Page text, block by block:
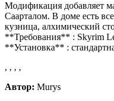
Модификация добавляет
Саарталом. В доме есть
кузница, алхимический
**Требования** : Skyrim
**Установка** :
, , , ,
Автор: Murys